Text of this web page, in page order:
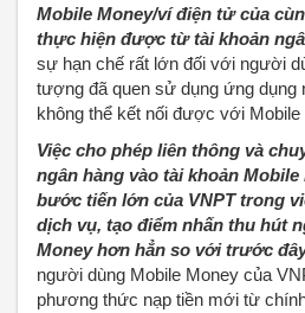
Mobile Money/ví điện tử của
thực hiện được từ tài khoản
sự hạn chế rất lớn đối với người
tượng đã quen sử dụng ứng dụng
không thể kết nối được với
Việc cho phép liên thông và
ngân hàng vào tài khoản
bước tiến lớn của VNPT trong
dịch vụ, tạo điểm nhấn thu hút
Money hơn hẳn so với trước
người dùng Mobile Money của
phương thức nạp tiền mới từ